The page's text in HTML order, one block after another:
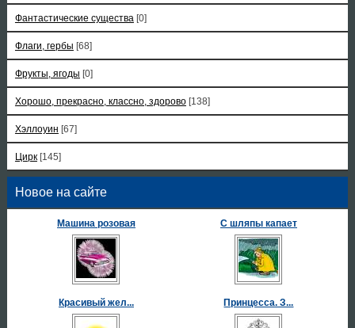
Фантастические существа [0]
Флаги, гербы [68]
Фрукты, ягоды [0]
Хорошо, прекрасно, классно, здорово [138]
Хэллоуин [67]
Цирк [145]
Новое на сайте
Машина розовая С шляпы капает
Красивый жел... Принцесса. З...